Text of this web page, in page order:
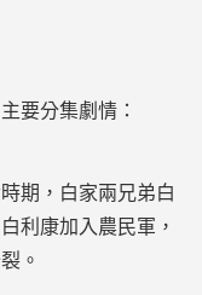
要分集劇情：
期，白家兩兄弟白
利康加入農民軍，
。